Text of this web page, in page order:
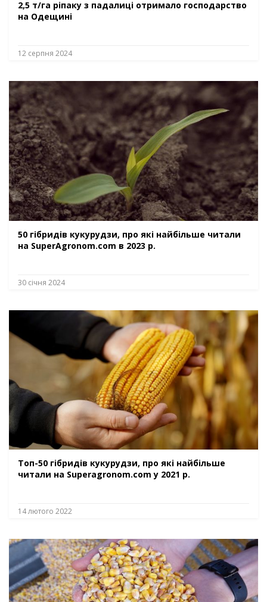
2,5 т/га ріпаку з падалиці отримало господарство
на Одещині
12 серпня 2024
50 гібридів кукурудзи, про які найбільше читали
на SuperAgronom.com в 2023 р.
30 січня 2024
Топ-50 гібридів кукурудзи, про які найбільше
читали на Superagronom.com у 2021 р.
14 лютого 2022